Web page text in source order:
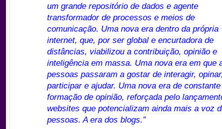
um grande repositório de dados e agente
transformador de processos e meios de
comunicação. Uma nova era dentro da própria
internet, que, por ser global e encurtadora de
distâncias, viabilizou a contribuição, opinião e
inteligência em massa. Uma nova era em que
pessoas passaram a gostar de interagir,
participar e ajudar. Uma nova era de constante
formação de opinião, reforçada pelo
websites que potencializam ainda mais a voz
pessoas. A era dos blogs.”